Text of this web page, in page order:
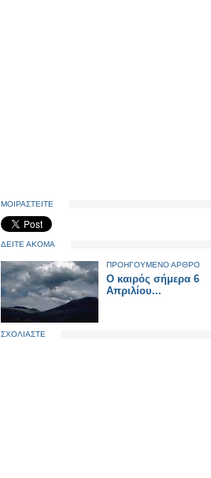
ΜΟΙΡΑΣΤΕΙΤΕ
ΔΕΙΤΕ ΑΚΟΜΑ
ΠΡΟΗΓΟΥΜΕΝΟ ΑΡΘΡΟ
Ο καιρός σήμερα 6
Απριλίου...
ΣΧΟΛΙΑΣΤΕ